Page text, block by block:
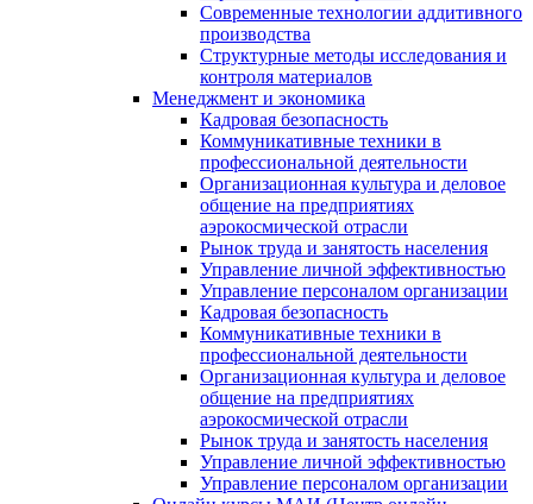
Современные технологии аддитивного
производства
Структурные методы исследования и
контроля материалов
Менеджмент и экономика
Кадровая безопасность
Коммуникативные техники в
профессиональной деятельности
Организационная культура и деловое
общение на предприятиях
аэрокосмической отрасли
Рынок труда и занятость населения
Управление личной эффективностью
Управление персоналом организации
Кадровая безопасность
Коммуникативные техники в
профессиональной деятельности
Организационная культура и деловое
общение на предприятиях
аэрокосмической отрасли
Рынок труда и занятость населения
Управление личной эффективностью
Управление персоналом организации